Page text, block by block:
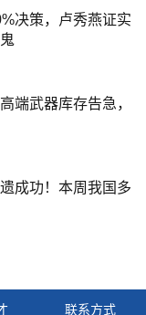
决策，卢秀燕证实
端武器库存告急，
成功！本周我国多
联系方式